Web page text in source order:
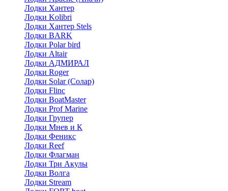
Лодки Хантер
Лодки Kolibri
Лодки Хантер Stels
Лодки BARK
Лодки Polar bird
Лодки Altair
Лодки АДМИРАЛ
Лодки Roger
Лодки Solar (Солар)
Лодки Flinc
Лодки BoatMaster
Лодки Prof Marine
Лодки Групер
Лодки Мнев и К
Лодки Феникс
Лодки Reef
Лодки Флагман
Лодки Три Акулы
Лодки Волга
Лодки Stream